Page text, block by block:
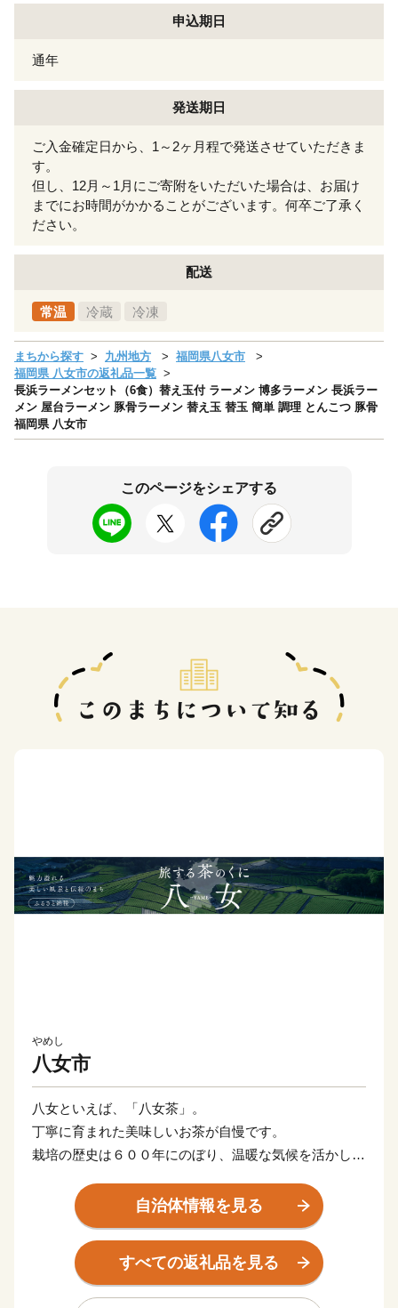
申込期日
通年
発送期日
ご入金確定日から、1～2ヶ月程で発送させていただきま
す。
但し、12月～1月にご寄附をいただいた場合は、お届け
までにお時間がかかることがございます。何卒ご了承く
ださい。
配送
常温 冷蔵 冷凍
まちから探す 九州地方
福岡県八女市
福岡県 八女市の返礼品一覧
長浜ラーメンセット（6食）替え玉付 ラーメン 博多ラーメン 長浜ラー
メン 屋台ラーメン 豚骨ラーメン 替え玉 替玉 簡単 調理 とんこつ 豚骨
福岡県 八女市
このページをシェアする
やめし
八女市
八女といえば、「八女茶」。
丁寧に育まれた美味しいお茶が自慢です。
栽培の歴史は６００年にのぼり、温暖な気候を活かし、
栽培法で「量よりも質」を大切にしています。
豊かな香りと特有の甘味を持つ味わいが特徴で、なかで
も、高品質を誇る「八女伝統本玉露」は農林水産省によ
るＧＩ（地理的表示）に登録されました。
自治体情報を見る
すべての返礼品を見る